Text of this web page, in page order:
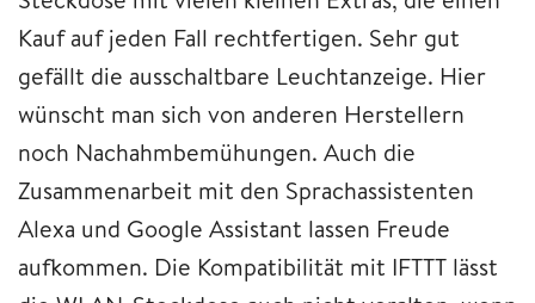
Kauf auf jeden Fall rechtfertigen. Sehr gut
gefällt die ausschaltbare Leuchtanzeige. Hier
wünscht man sich von anderen Herstellern
noch Nachahmbemühungen. Auch die
Zusammenarbeit mit den Sprachassistenten
Alexa und Google Assistant lassen Freude
aufkommen. Die Kompatibilität mit IFTTT lässt